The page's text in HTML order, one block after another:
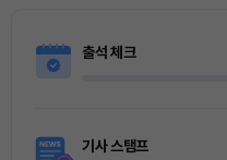
출석 체크
기사 스탬프